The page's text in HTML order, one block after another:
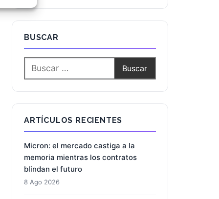
activo
BUSCAR
ARTÍCULOS RECIENTES
Micron: el mercado castiga a la
memoria mientras los contratos
blindan el futuro
8 Ago 2026